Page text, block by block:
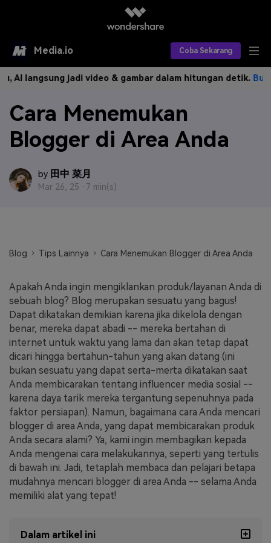
Media.io Coba Sekarang
Alat AI
AI Video
AI Gambar
Produk AI
Asisten Video AI
Editor Video AI
Editor Gambar AI
Efek AI
Efek Video
Sumber Daya
FAQs Hubungi Kami
Tips & Tutorial AI
Postingan Terbaru
Jelajahi Lebih Banyak >>
Harga
Masuk
Berkreasi dengan AI
jadi video & gambar dalam hitungan detik.Buat
Cara Menemukan
Blogger di Area Anda
by 田中 菜月
Mar 26, 25 · 7 min(s)
Blog Tips Lainnya Cara Menemukan Blogger di Area Anda
Apakah Anda ingin mengiklankan produk/layanan Anda di
sebuah blog? Blog merupakan sesuatu yang bagus!
Dapat dikatakan demikian karena jika dikelola dengan
benar, mereka dapat abadi -- mereka bertahan di
internet untuk waktu yang lama dan akan tetap dapat
dicari hingga bertahun-tahun yang akan datang (ini
bukan sesuatu yang dapat serta-merta dikatakan saat
Anda membicarakan tentang influencer media sosial --
karena daya tarik mereka tergantung sepenuhnya pada
faktor persiapan). Namun, bagaimana cara Anda mencari
blogger di area Anda, yang dapat membicarakan produk
Anda secara alami? Ya, kami ingin membagikan kepada
Anda mengenai cara melakukannya, seperti yang tertulis
di bawah ini. Jadi, tetaplah membaca dan pelajari betapa
mudahnya mencari blogger di area Anda -- selama Anda
memiliki alat yang tepat!
Dalam artikel ini